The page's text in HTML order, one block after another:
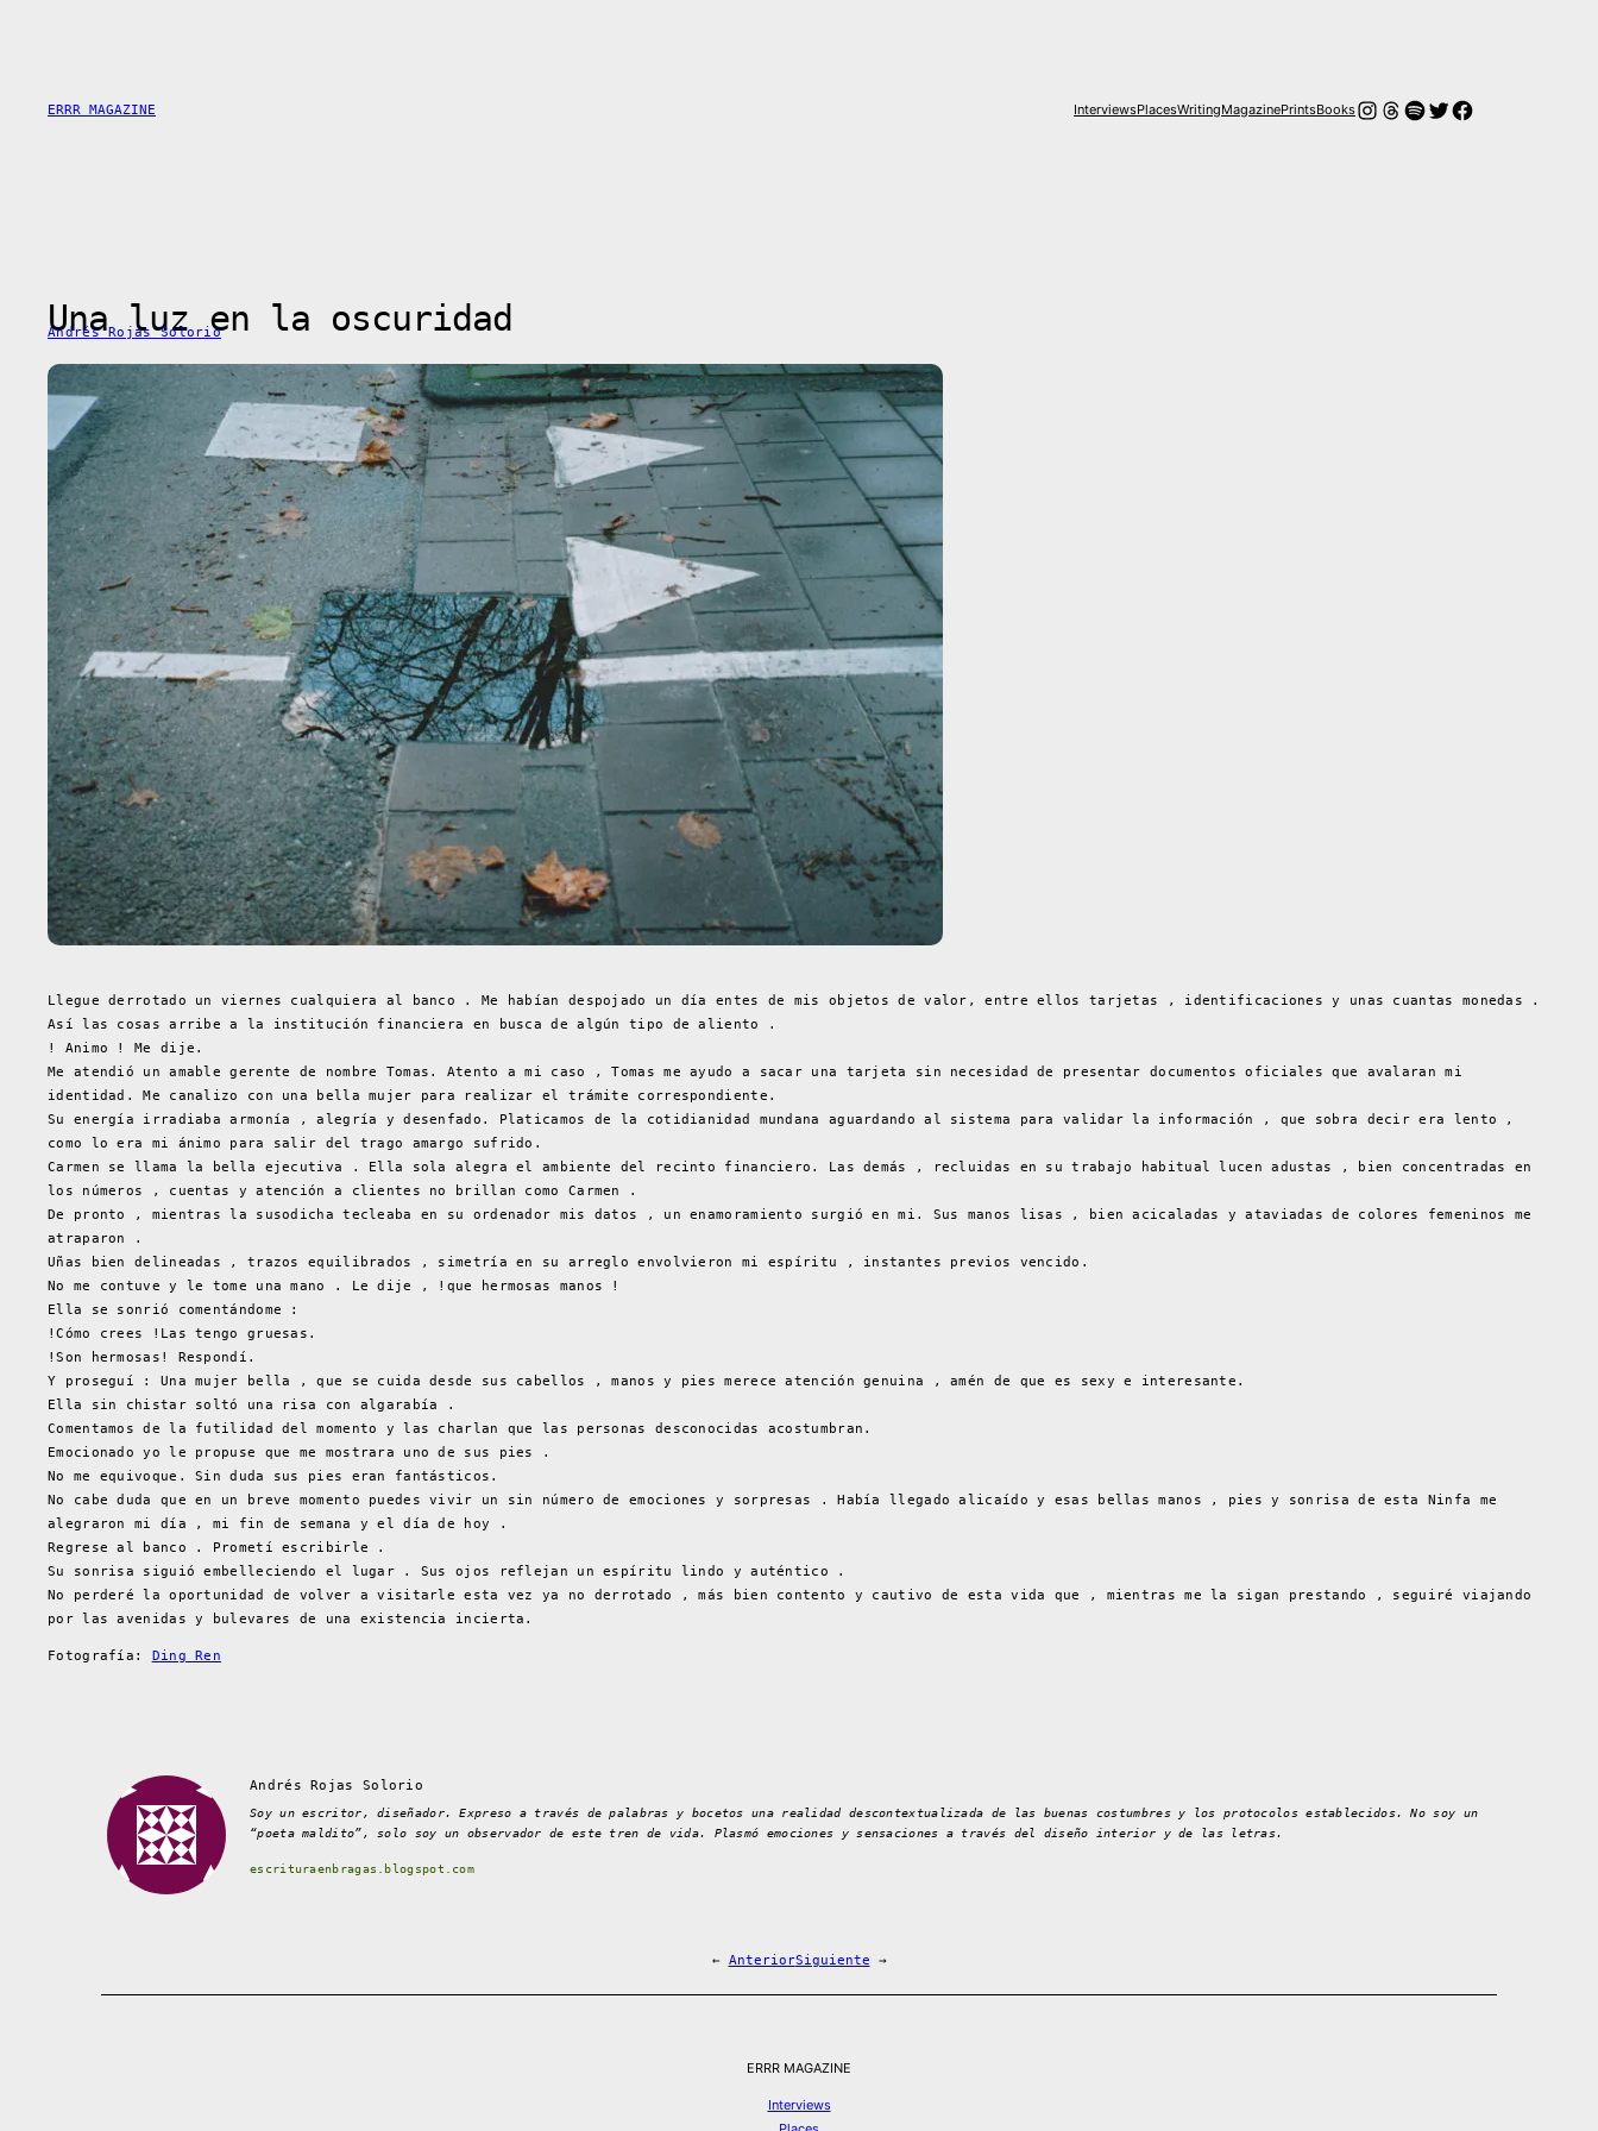
ERRR MAGAZINE InterviewsPlacesWritingMagazinePrintsBooksInstagram
Hilos
Spotify
Twitter
Facebook
Una luz en la oscuridad
Andrés Rojas Solorio
Llegue derrotado un viernes cualquiera al banco . Me habían despojado un día entes de mis objetos de valor, entre ellos tarjetas , identificaciones y unas cuantas monedas .
Así las cosas arribe a la institución financiera en busca de algún tipo de aliento .
! Animo ! Me dije.
Me atendió un amable gerente de nombre Tomas. Atento a mi caso , Tomas me ayudo a sacar una tarjeta sin necesidad de presentar documentos oficiales que avalaran mi
identidad. Me canalizo con una bella mujer para realizar el trámite correspondiente.
Su energía irradiaba armonía , alegría y desenfado. Platicamos de la cotidianidad mundana aguardando al sistema para validar la información , que sobra decir era lento ,
como lo era mi ánimo para salir del trago amargo sufrido.
Carmen se llama la bella ejecutiva . Ella sola alegra el ambiente del recinto financiero. Las demás , recluidas en su trabajo habitual lucen adustas , bien concentradas en
los números , cuentas y atención a clientes no brillan como Carmen .
De pronto , mientras la susodicha tecleaba en su ordenador mis datos , un enamoramiento surgió en mi. Sus manos lisas , bien acicaladas y ataviadas de colores femeninos me
atraparon .
Uñas bien delineadas , trazos equilibrados , simetría en su arreglo envolvieron mi espíritu , instantes previos vencido.
No me contuve y le tome una mano . Le dije , !que hermosas manos !
Ella se sonrió comentándome :
!Cómo crees !Las tengo gruesas.
!Son hermosas! Respondí.
Y proseguí : Una mujer bella , que se cuida desde sus cabellos , manos y pies merece atención genuina , amén de que es sexy e interesante.
Ella sin chistar soltó una risa con algarabía .
Comentamos de la futilidad del momento y las charlan que las personas desconocidas acostumbran.
Emocionado yo le propuse que me mostrara uno de sus pies .
No me equivoque. Sin duda sus pies eran fantásticos.
No cabe duda que en un breve momento puedes vivir un sin número de emociones y sorpresas . Había llegado alicaído y esas bellas manos , pies y sonrisa de esta Ninfa me
alegraron mi día , mi fin de semana y el día de hoy .
Regrese al banco . Prometí escribirle .
Su sonrisa siguió embelleciendo el lugar . Sus ojos reflejan un espíritu lindo y auténtico .
No perderé la oportunidad de volver a visitarle esta vez ya no derrotado , más bien contento y cautivo de esta vida que , mientras me la sigan prestando , seguiré viajando
por las avenidas y bulevares de una existencia incierta.
Fotografía: Ding Ren
Andrés Rojas Solorio
Soy un escritor, diseñador. Expreso a través de palabras y bocetos una realidad descontextualizada de las buenas costumbres y los protocolos establecidos. No soy un
“poeta maldito”, solo soy un observador de este tren de vida. Plasmó emociones y sensaciones a través del diseño interior y de las letras.
escrituraenbragas.blogspot.com
← AnteriorSiguiente →
ERRR MAGAZINE
Interviews